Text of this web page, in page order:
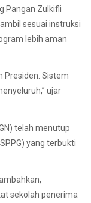
Pangan Zulkifli
sesuai instruksi
lebih aman
Presiden. Sistem
ujar
telah menutup
yang terbukti
sekolah penerima